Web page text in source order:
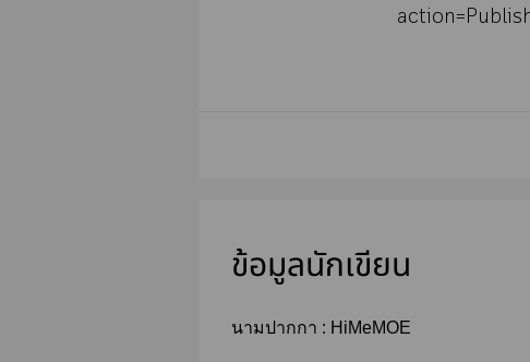
ข้อมูลนักเขียน
นามปากกา : HiMeMOE